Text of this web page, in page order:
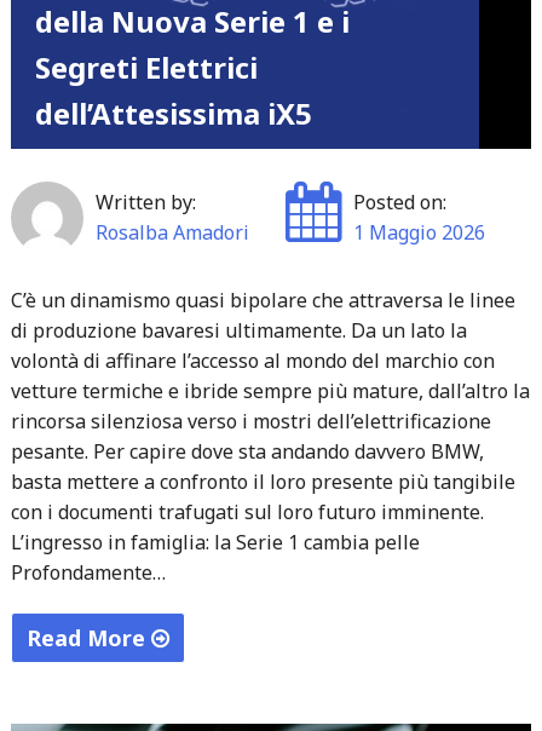
allstreet
l’ombra
della
crisi
a
Neckarsulm"
della Nuova Serie 1 e i
Segreti Elettrici
dell’Attesissima iX5
Written by:
Rosalba Amadori
Posted on:
1 Maggio 2026
C’è un dinamismo quasi bipolare che attraversa le linee
di produzione bavaresi ultimamente. Da un lato la
volontà di affinare l’accesso al mondo del marchio con
vetture termiche e ibride sempre più mature, dall’altro la
rincorsa silenziosa verso i mostri dell’elettrificazione
pesante. Per capire dove sta andando davvero BMW,
basta mettere a confronto il loro presente più tangibile
con i documenti trafugati sul loro futuro imminente.
L’ingresso in famiglia: la Serie 1 cambia pelle
Profondamente…
Read More